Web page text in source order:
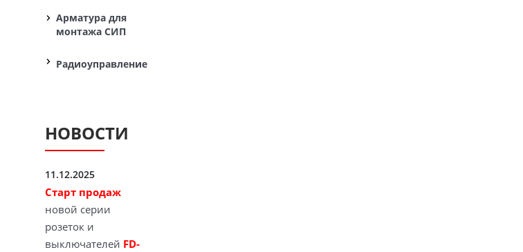
Арматура для
монтажа СИП
Радиоуправление
НОВОСТИ
11.12.2025
Старт продаж
новой серии
розеток и
выключателей FD-